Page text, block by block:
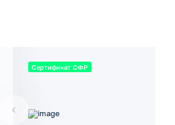
Сертификат СФР